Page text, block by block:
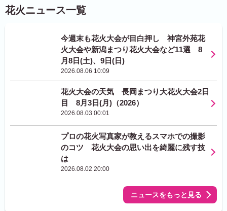
花火ニュース一覧
今週末も花火大会が目白押し 神宮外苑花
火大会や新潟まつり花火大会など11選 8
月8日(土)、9日(日)
2026.08.06 10:09
花火大会の天気 長岡まつり大花火大会2日
目 8月3日(月)（2026）
2026.08.03 00:01
プロの花火写真家が教えるスマホでの撮影
のコツ 花火大会の思い出を綺麗に残す技
は
2026.08.02 20:00
ニュースをもっと見る